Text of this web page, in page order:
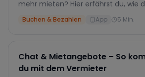
mehr mieten? Hier erfährst du, wie
bezahlt hast, ist das immer komplett
Buchen & Bezahlen App 5 Min.
Chat & Mietangebote – So
du mit dem Vermieter